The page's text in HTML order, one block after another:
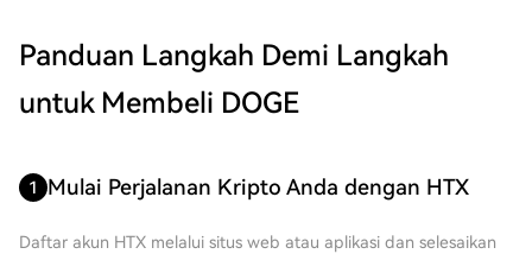
Panduan Langkah Demi Langkah
untuk Membeli DOGE
1 Mulai Perjalanan Kripto Anda dengan HTX
Daftar akun HTX melalui situs web atau aplikasi dan selesaikan